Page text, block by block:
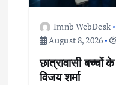
Imnb WebDesk
August 8, 2026
छात्रावासी बच्चों
विजय शर्मा